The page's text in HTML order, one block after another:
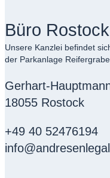
Büro Rostock
Unsere Kanzlei befindet
der Parkanlage
Gerhart-
18055 Rostock
+49 40 52476194